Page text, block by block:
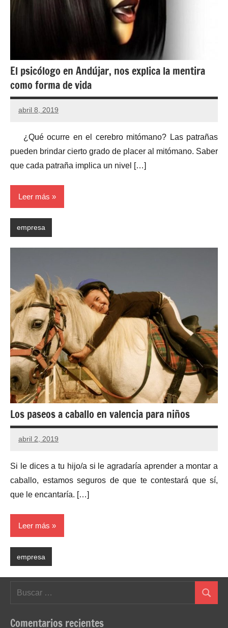
El psicólogo en Andújar, nos explica la mentira
como forma de vida
abril 8, 2019
¿Qué ocurre en el cerebro mitómano? Las patrañas
pueden brindar cierto grado de placer al mitómano. Saber
que cada patraña implica un nivel […]
Leer más
empresa
Los paseos a caballo en valencia para niños
abril 2, 2019
Si le dices a tu hijo/a si le agradaría aprender a montar a
caballo, estamos seguros de que te contestará que sí,
que le encantaría. […]
Leer más
empresa
Buscar
Comentarios recientes